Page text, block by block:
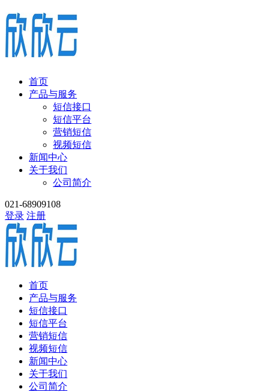
首页
产品与服务
短信接口
短信平台
营销短信
视频短信
新闻中心
关于我们
公司简介
021-68909108
登录 注册
首页
产品与服务
短信接口
短信平台
营销短信
视频短信
新闻中心
关于我们
公司简介